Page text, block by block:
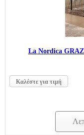
La Nordica
Καλέστε για τιμή